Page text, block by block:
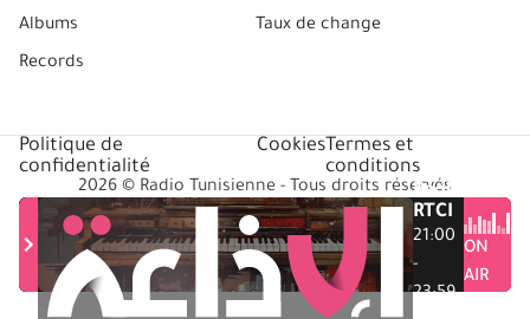
Albums
Records
Taux de change
2026 © Radio Tunisienne - Tous droits réservés
Politique de
confidentialité
CookiesTermes et
conditions
Radio
RTCI
21:00
-
23:59
ON
AIR